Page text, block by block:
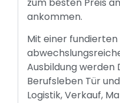
ankommen.
Mit einer fundierten
Ausbildung werden
Berufsleben Tür
Logistik, Verkauf,